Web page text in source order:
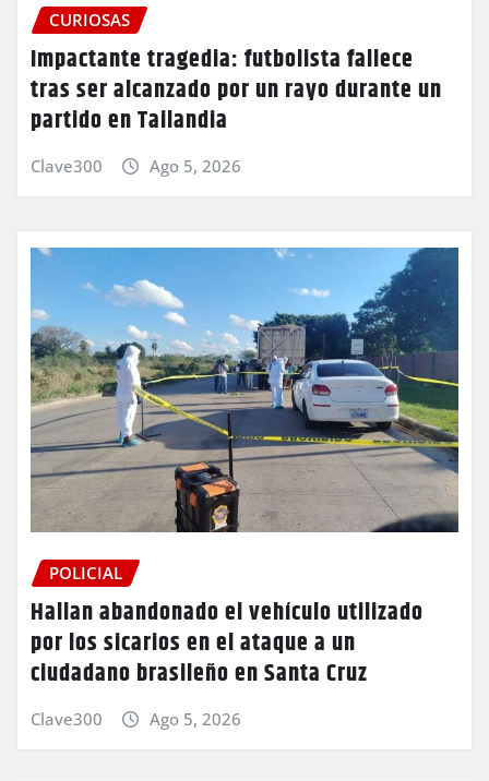
CURIOSAS
Impactante tragedia: futbolista fallece
tras ser alcanzado por un rayo durante un
partido en Tailandia
Clave300 Ago 5, 2026
POLICIAL
Hallan abandonado el vehículo utilizado
por los sicarios en el ataque a un
ciudadano brasileño en Santa Cruz
Clave300 Ago 5, 2026